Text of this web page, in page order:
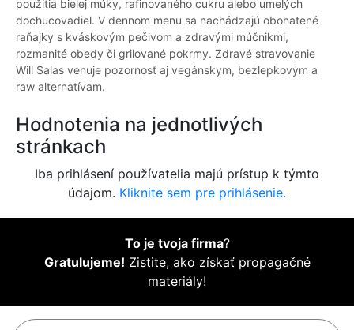
použitia bielej múky, rafinovaného cukru alebo umelých
dochucovadiel. V dennom menu sa nachádzajú obohatené
raňajky s kváskovým pečivom a zdravými múčnikmi,
rozmanité obedy či grilované pokrmy. Zdravé stravovanie
Will Salas venuje pozornosť aj vegánskym, bezlepkovým a
raw alternatívam.
Hodnotenia na jednotlivých
stránkach
Iba prihlásení používatelia majú prístup k týmto
údajom. Kliknite sem pre prihlásenie.
To je tvoja firma?
Gratulujeme! Zistite, ako získať propagačné
materiály!